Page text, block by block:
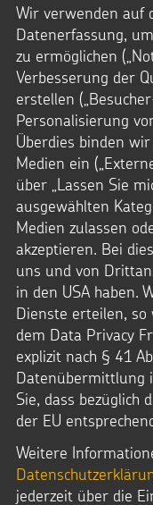
Dateigröße: 1,4 MB
© Andrea Naumann /
Downloads
JPG-Datei
Illustrationen
Aus der
Wir verwenden auf
Datenerfassung,
zu ermöglichen
Verbesserung der
erstellen
Personalisierung
Überdies binden
Medien ein
über „Lassen Sie
ausgewählten
Medien zulassen
akzeptieren. Bei
uns und von
in den USA haben.
Dienste erteilen, so
dem Data Privacy
explizit nach § 41
Datenübermittlung
Sie, dass bezüglich
der EU
Weitere
jederzeit über die